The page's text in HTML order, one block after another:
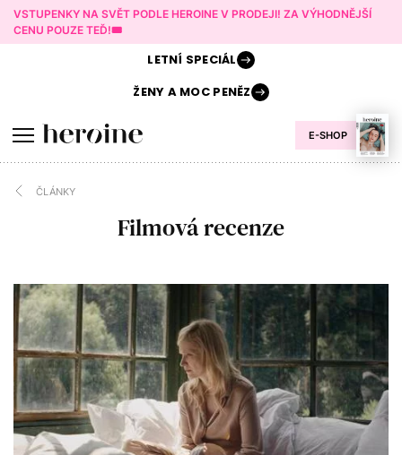
VSTUPENKY NA SVĚT PODLE HEROINE V PRODEJI! ZA VÝHODNĚJŠÍ
CENU POUZE TEĎ!🎟️
E-SHOP
LETNÍ SPECIÁL
ŽENY AMOC PENĚZ
ČLÁNKY
Filmová recenze